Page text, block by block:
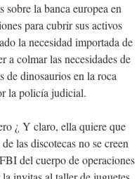
la banca europea en
para cubrir sus activos
la necesidad importada de
a colmar las necesidades de
de dinosaurios en la roca
la policía judicial.
¿ Y claro, ella quiere que
las discotecas no se creen
del cuerpo de operaciones